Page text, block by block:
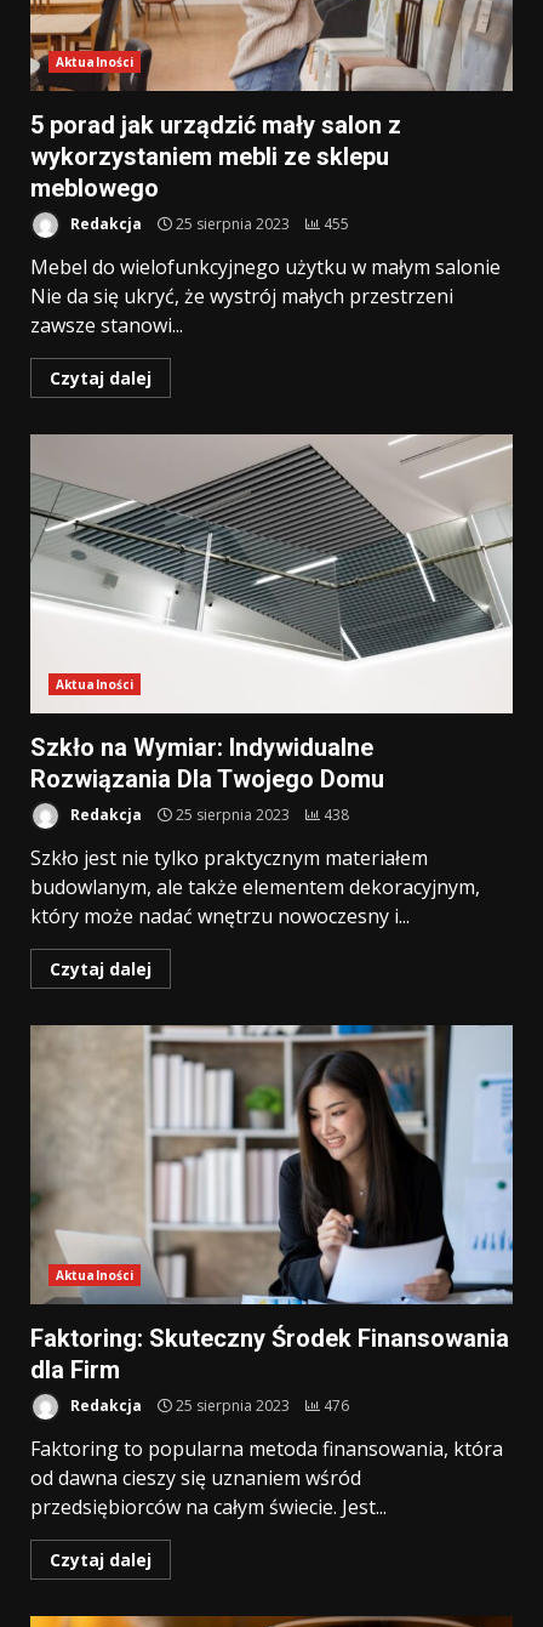
Aktualności
5 porad jak urządzić mały salon z
wykorzystaniem mebli ze sklepu
meblowego
Redakcja 25 sierpnia 2023 455
Mebel do wielofunkcyjnego użytku w małym salonie
Nie da się ukryć, że wystrój małych przestrzeni
zawsze stanowi...
Czytaj dalej
Aktualności
Szkło na Wymiar: Indywidualne
Rozwiązania Dla Twojego Domu
Redakcja 25 sierpnia 2023 438
Szkło jest nie tylko praktycznym materiałem
budowlanym, ale także elementem dekoracyjnym,
który może nadać wnętrzu nowoczesny i...
Czytaj dalej
Aktualności
Faktoring: Skuteczny Środek Finansowania
dla Firm
Redakcja 25 sierpnia 2023 476
Faktoring to popularna metoda finansowania, która
od dawna cieszy się uznaniem wśród
przedsiębiorców na całym świecie. Jest...
Czytaj dalej